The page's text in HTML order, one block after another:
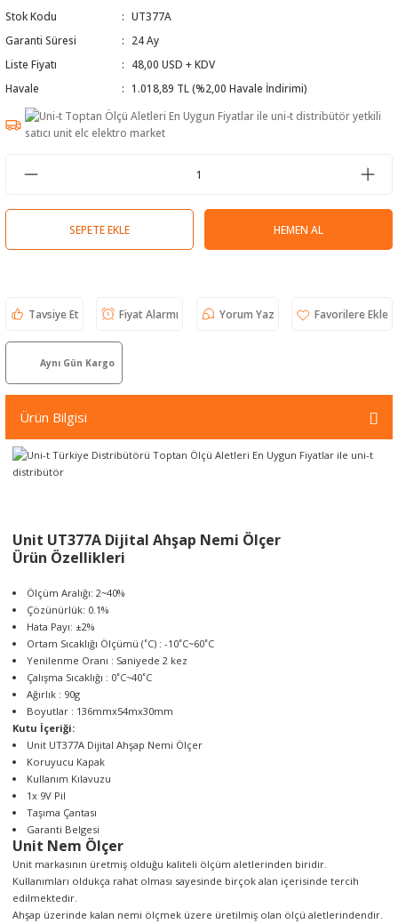
Cihazı
ve Kablo Bulucular
Cihazları
Stok Kodu
UT377A
Garanti Süresi
24 Ay
Liste Fiyatı
48,00 USD + KDV
Havale
1.018,89 TL (%2,00 Havale İndirimi)
SEPETE EKLE HEMEN AL
Tavsiye Et Fiyat Alarmı Yorum Yaz
Aynı Gün Kargo
Ürün Bilgisi
Unit UT377A Dijital Ahşap Nemi Ölçer
Ürün Özellikleri
Ölçüm Aralığı: 2~40%
Çözünürlük: 0.1%
Hata Payı: ±2%
Ortam Sıcaklığı Ölçümü (˚C) : -10˚C~60˚C
Yenilenme Oranı : Saniyede 2 kez
Çalışma Sıcaklığı : 0˚C~40˚C
Ağırlık : 90g
Boyutlar : 136mmx54mx30mm
Kutu İçeriği:
Unit UT377A Dijital Ahşap Nemi Ölçer
Koruyucu Kapak
Kullanım Kılavuzu
1x 9V Pil
Taşıma Çantası
Garanti Belgesi
Unit Nem Ölçer
Unit markasının üretmiş olduğu kaliteli ölçüm aletlerinden biridir.
Kullanımları oldukça rahat olması sayesinde birçok alan içerisinde tercih
edilmektedir.
Ahşap üzerinde kalan nemi ölçmek üzere üretilmiş olan ölçü aletlerindendir.